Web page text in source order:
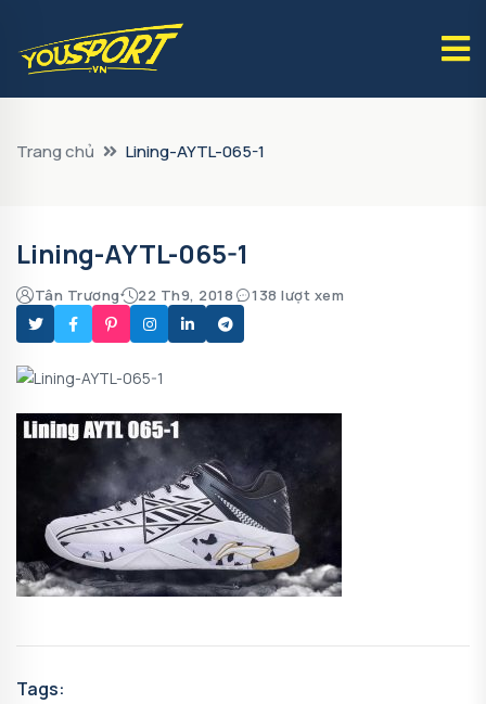
Trang chủ Lining-AYTL-065-1
Lining-AYTL-065-1
Tân Trương 22 Th9, 2018 138 lượt xem
Tags: